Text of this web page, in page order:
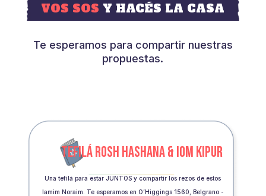
VOS SOS Y HACÉS LA CASA
Te esperamos para compartir nuestras
propuestas.
TEFILÁ ROSH HASHANA & IOM KIPUR
Una tefilá para estar JUNTOS y compartir los rezos de estos
Iamim Noraim. Te esperamos en O’Higgings 1560, Belgrano -